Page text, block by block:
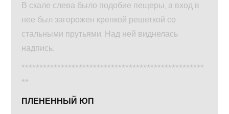
В скале слева было подобие пещеры, а вход в
нее был загорожен крепкой решеткой со
стальными прутьями. Над ней виднелась
надпись:
***************************************************
**
ПЛЕНЕННЫЙ ЮП